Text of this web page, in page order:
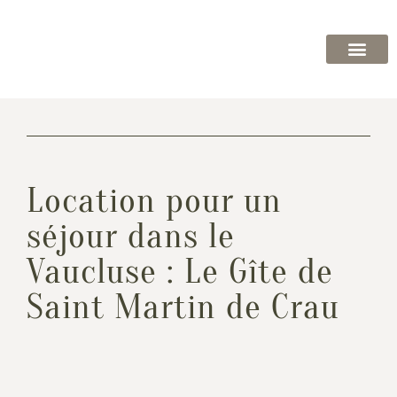
Location pour un
séjour dans le
Vaucluse : Le Gîte de
Saint Martin de Crau